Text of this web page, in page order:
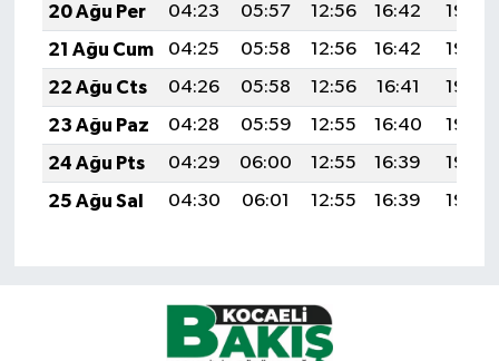
20 Ağu Per
04:23 05:57 12:56 16:42
19:46
21 Ağu Cum
04:25 05:58 12:56 16:42
19:44
22 Ağu Cts
04:26 05:58 12:56 16:41
19:43
23 Ağu Paz
04:28 05:59 12:55 16:40
19:42
24 Ağu Pts
04:29 06:00 12:55 16:39
19:40
25 Ağu Sal
04:30 06:01 12:55 16:39 19:39